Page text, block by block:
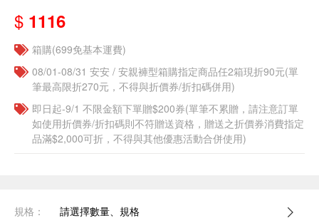
$ 1116
箱購(699免基本運費)
08/01-08/31 安安 / 安親褲型箱購指定商品任2箱現折90元(單
筆最高限折270元，不得與折價券/折扣碼併用)
即日起-9/1 不限金額下單贈$200券(單筆不累贈，請注意訂單
如使用折價券/折扣碼則不符贈送資格，贈送之折價券消費指定
品滿$2,000可折，不得與其他優惠活動合併使用)
規格： 請選擇數量、規格